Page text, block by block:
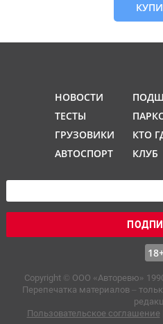
НОВОСТИ
ТЕСТЫ
ГРУЗОВИКИ
АВТОСПОРТ
КТО
КЛУБ
Copyright © OOO «Авторевю»
Перепечатка материалов –
Пользовательское соглашение